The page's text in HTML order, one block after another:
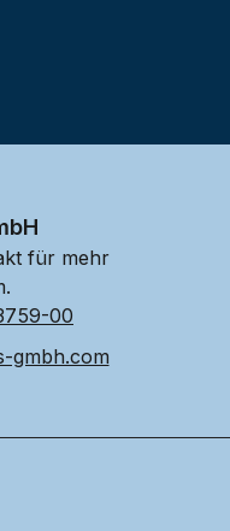
für mehr
00
gmbh.com